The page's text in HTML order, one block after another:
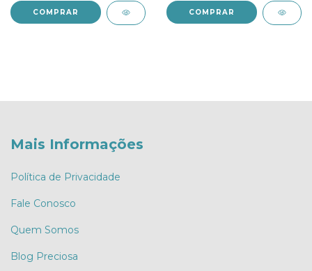
Mais Informações
Política de Privacidade
Fale Conosco
Quem Somos
Blog Preciosa